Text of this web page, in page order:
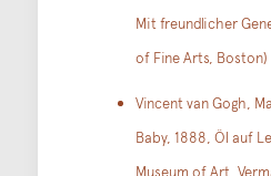
Mit freundlicher
of Fine Arts, Boston)
Vincent van Gogh,
Baby, 1888, Öl auf
Museum of Art,